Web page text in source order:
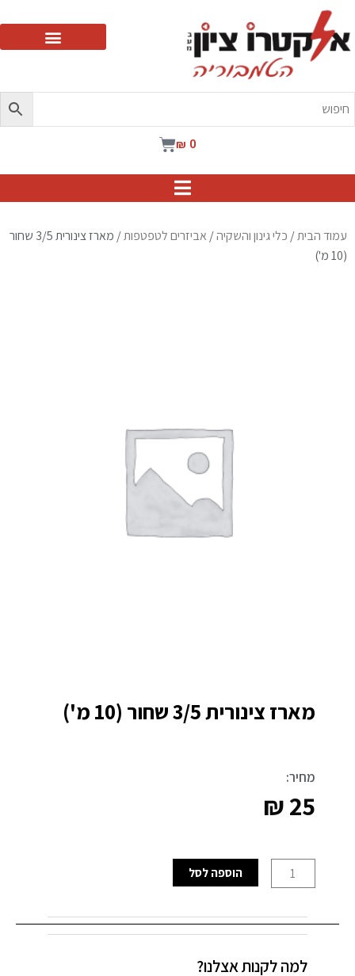
₪ 0
עגלת
עמוד הבית/ כלי גינון והשקיה/ אביזרים לטפטפות
/ מארז צינורית 3/5 שחור
(10 מ')
מארז צינורית 3/5 שחור (10 מ')
מחיר:
₪25
של
צינורית
שחור
הוספה לסל
למה לקנות אצלנו?